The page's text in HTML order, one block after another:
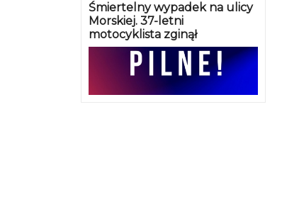
Śmiertelny wypadek na ulicy
Morskiej. 37-letni
motocyklista zginął